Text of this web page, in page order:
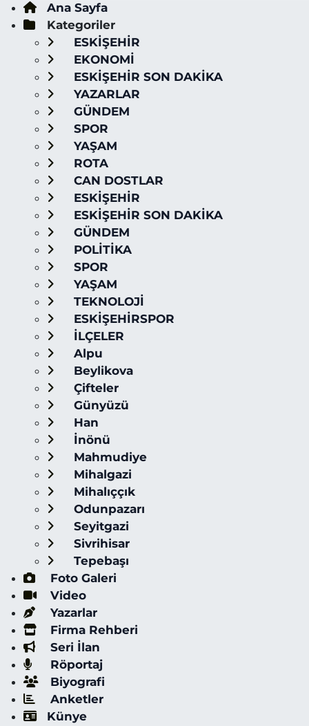
Ana Sayfa
Kategoriler
ESKİŞEHİR
EKONOMİ
ESKİŞEHİR SON DAKİKA
YAZARLAR
GÜNDEM
SPOR
YAŞAM
ROTA
CAN DOSTLAR
ESKİŞEHİR
ESKİŞEHİR SON DAKİKA
GÜNDEM
POLİTİKA
SPOR
YAŞAM
TEKNOLOJİ
ESKİŞEHİRSPOR
İLÇELER
Alpu
Beylikova
Çifteler
Günyüzü
Han
İnönü
Mahmudiye
Mihalgazi
Mihalıççık
Odunpazarı
Seyitgazi
Sivrihisar
Tepebaşı
Foto Galeri
Video
Yazarlar
Firma Rehberi
Seri İlan
Röportaj
Biyografi
Anketler
Künye